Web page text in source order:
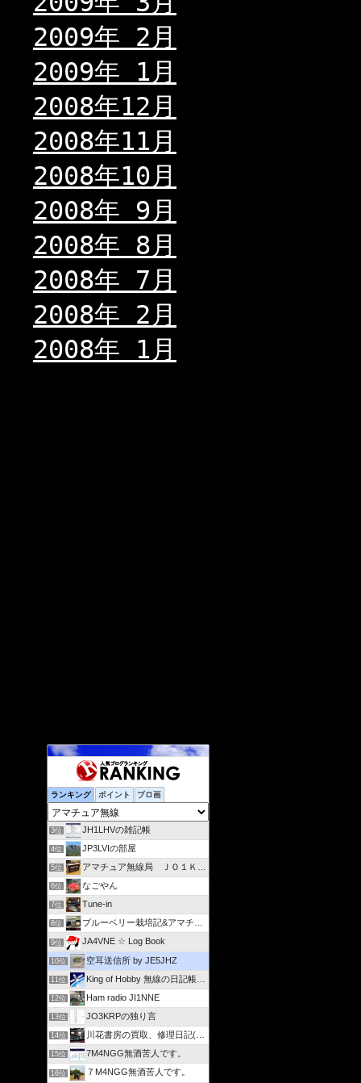
2009年 2月
2009年 1月
2008年12月
2008年11月
2008年10月
2008年 9月
2008年 8月
2008年 7月
2008年 2月
2008年 1月
ランキング ポイント ブロ画
3位 JH1LHVの雑記帳
4位 JP3LVIの部屋
5位 アマチュア無線局 ＪＯ１ＫＶＳ
6位 なごやん
7位 Tune-in
8位 ブルーベリー栽培記&アマチュア無線(JA4IZL)活動記録
9位 JA4VNE ☆ Log Book
10位 空耳送信所 by JE5JHZ
11位 King of Hobby 無線の日記帳 from 広島
12位 Ham radio JI1NNE
13位 JO3KRPの独り言
14位 川花書房の買取、修理日記(JA2FJG)
15位 7M4NGG無酒苦人です。
16位 ７M4NGG無酒苦人です。